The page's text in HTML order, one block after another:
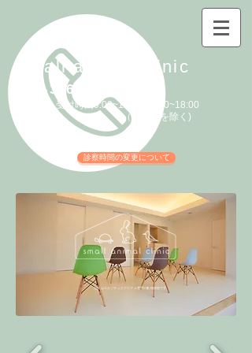
small animal clinic
043-386-6500
予約制 受付時間9:00~12:00/14:00~18:00
（休診日を除く)
診察時間の変更について
​当院はエキゾチックアニマル専門の動物病院です